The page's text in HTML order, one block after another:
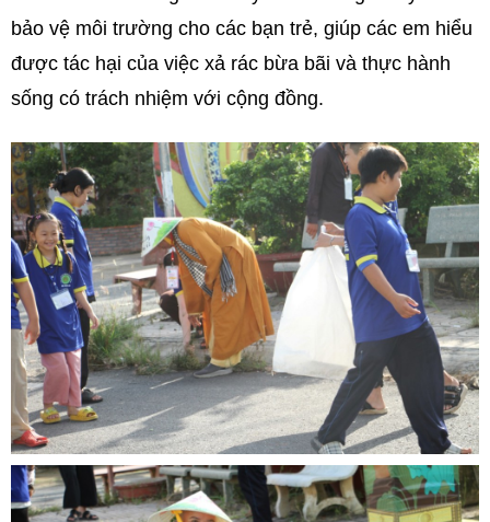
bảo vệ môi trường cho các bạn trẻ, giúp các em hiểu
được tác hại của việc xả rác bừa bãi và thực hành
sống có trách nhiệm với cộng đồng.